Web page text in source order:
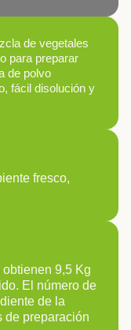
de vegetales
para preparar
de polvo
fácil disolución y
fresco,
9,5 Kg
El número de
de la
de preparación